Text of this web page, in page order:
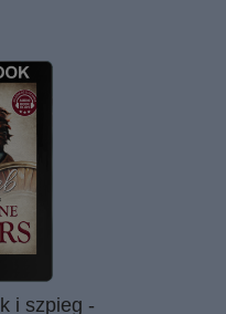
i szpieg -